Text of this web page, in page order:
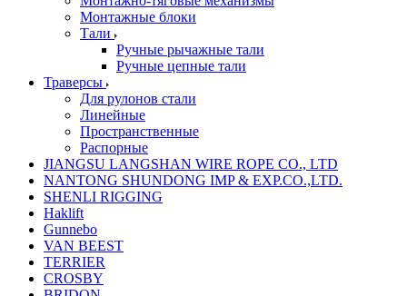
Монтажные блоки
Тали
Ручные рычажные тали
Ручные цепные тали
Траверсы
Для рулонов стали
Линейные
Пространственные
Распорные
JIANGSU LANGSHAN WIRE ROPE CO., LTD
NANTONG SHUNDONG IMP & EXP.CO.,LTD.
SHENLI RIGGING
Haklift
Gunnebo
VAN BEEST
TERRIER
CROSBY